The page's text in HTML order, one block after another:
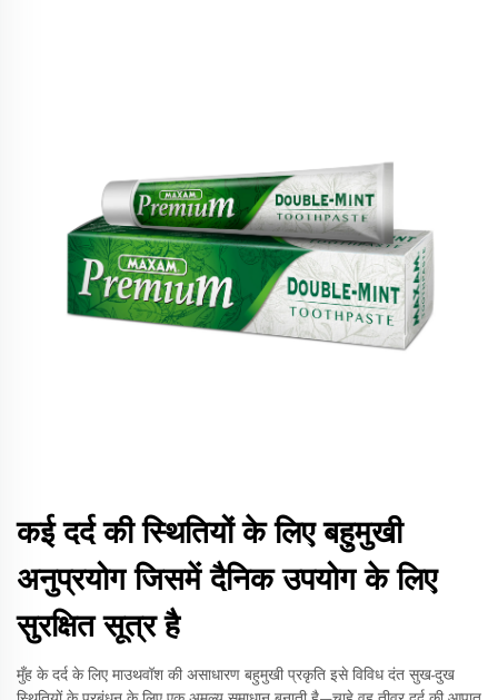
कई दर्द की स्थितियों के लिए बहुमुखी
अनुप्रयोग जिसमें दैनिक उपयोग के लिए
सुरक्षित सूत्र है
मुँह के दर्द के लिए माउथवॉश की असाधारण बहुमुखी प्रकृति इसे विविध दंत सुख-दुख